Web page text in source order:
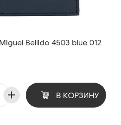
Bellido 4503 blue 012
В КОРЗИНУ